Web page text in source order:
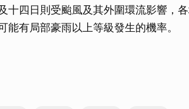
十四日則受颱風及其外圍環流影響，
能有局部豪雨以上等級發生的機率。